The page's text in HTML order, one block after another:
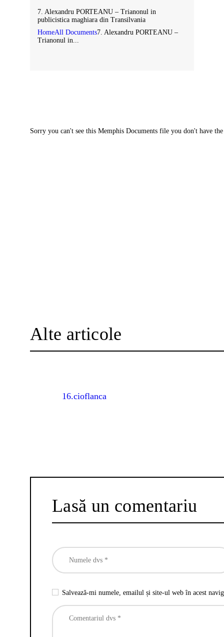
7. Alexandru PORTEANU – Trianonul in
publicistica maghiara din Transilvania
HomeAll Documents7. Alexandru PORTEANU –
Trianonul in...
Sorry you can't see this Memphis Documents file you don't have
Alte articole
16.cioflanca
Lasă un comentariu
Salvează-mi numele, emailul și site-ul web în acest